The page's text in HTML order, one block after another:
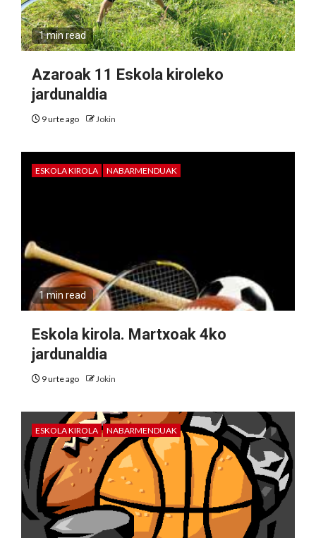
1 min read
Azaroak 11 Eskola kiroleko
jardunaldia
9 urte ago Jokin
ESKOLA KIROLA NABARMENDUAK
1 min read
Eskola kirola. Martxoak 4ko
jardunaldia
9 urte ago Jokin
ESKOLA KIROLA NABARMENDUAK